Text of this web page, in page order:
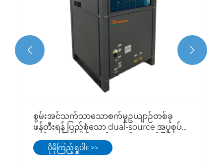
စွမ်းအင်သက်သာသောစက်မှုဥယျာဉ်တစ်ခု
ဖန်တီးရန် ပြည့်စုံသော dual-source အပူစုပ်
စက်များဖြင့် စက်ရုံတစ်ခုတည်ဆောက်ခြင်း။
ပိုမိုကြည့်ရှုပါ။ >>
 